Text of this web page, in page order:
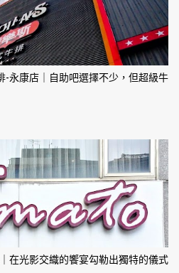
-永康店｜自助吧選擇不少，但超級牛
在光影交織的饗宴勾勒出獨特的儀式